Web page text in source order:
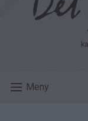
Meny